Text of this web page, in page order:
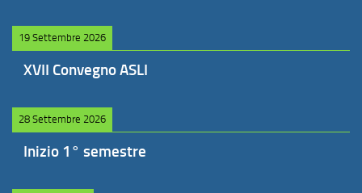
19 Settembre 2026
XVII Convegno ASLI
28 Settembre 2026
Inizio 1° semestre